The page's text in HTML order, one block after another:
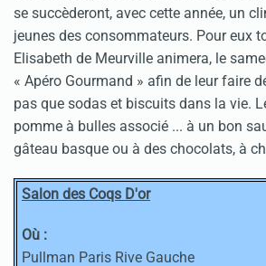
se succèderont, avec cette année, un
jeunes des consommateurs. Pour eux
Elisabeth de Meurville animera, le
« Apéro Gourmand » afin de leur faire
pas que sodas et biscuits dans la vie.
pomme à bulles associé ... à un bon
gâteau basque ou à des chocolats, à
Salon des Coqs D'or
Où :
Pullman Paris Rive Gauche